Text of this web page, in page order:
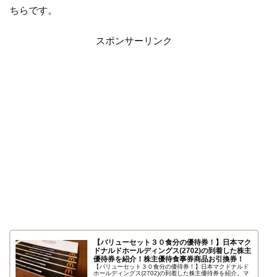
ちらです。
スポンサーリンク
【バリューセット３０食分の優待券！】日本マク
ドナルドホールディングス(2702)の到着した株主
優待券を紹介！株主優待食事券商品お引換券！
【バリューセット３０食分の優待券！】日本マクドナルド
ホールディングス(2702)の到着した株主優待券を紹介。マ